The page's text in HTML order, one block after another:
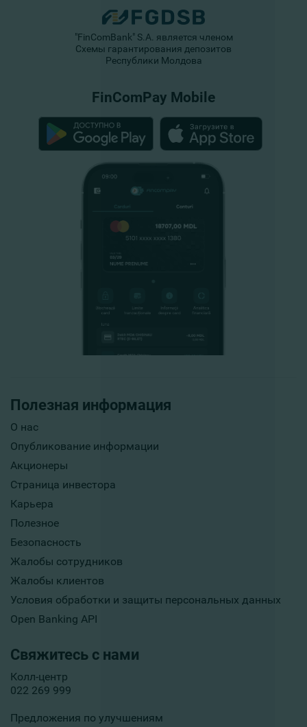
Полезная информация
О нас
Опубликование информации
Акционеры
Страница инвестора
Карьера
Полезное
Безопасность
Жалобы сотрудников
Жалобы клиентов
Условия обработки и защиты персональных данных
Open Banking API
Свяжитесь с нами
Колл-центр
022 269 999
Предложения по улучшениям
"FinComBank" S.A. является членом
Схемы гарантирования депозитов
Республики Молдова
FinComPay Mobile